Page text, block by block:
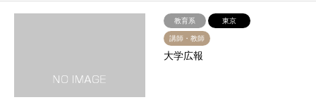
教育系 東京
講師・教師
大学広報